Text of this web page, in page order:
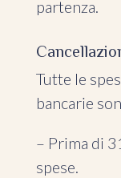
partenza.
Tutte le
bancarie
– Prima di
spese.